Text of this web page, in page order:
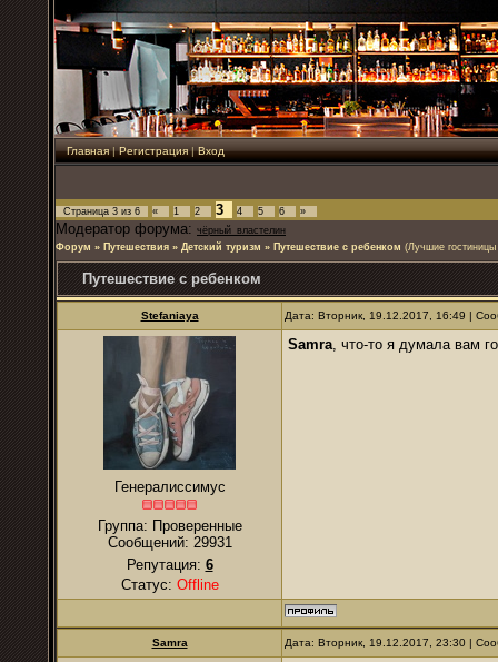
Главная|Регистрация|Вход
Страница 3 из 6 « 1 2 3 4 5 6 »
Модератор форума: чёрный_властелин
Форум » Путешествия » Детский туризм » Путешествие с ребенком (Лучшие
Путешествие с ребенком
Stefaniaya Дата: Вторник, 19.12.2017, 16:49 |
Генералиссимус
Группа: Проверенные
Сообщений: 29931
Репутация: 6
Статус: Offline
Samra, что-то я думала вам
Samra Дата: Вторник, 19.12.2017, 23:30 |